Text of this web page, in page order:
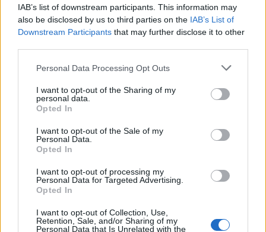
IAB’s list of downstream participants. This information may
also be disclosed by us to third parties on the IAB’s List of
Downstream Participants that may further disclose it to other
Personal Data Processing Opt Outs
I want to opt-out of the Sharing of my
personal data.
Opted In
I want to opt-out of the Sale of my
Personal Data.
Opted In
I want to opt-out of processing my
Personal Data for Targeted Advertising.
Opted In
I want to opt-out of Collection, Use,
Retention, Sale, and/or Sharing of my
Personal Data that Is Unrelated with the